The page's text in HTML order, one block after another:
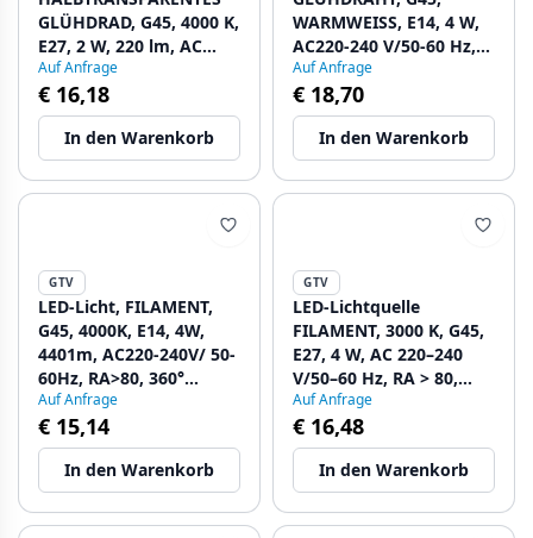
GLÜHDRAD, G45, 4000 K,
E27, 2 W, 220 lm, AC
220–240 V/50–60 Hz, RA
> 80, 360° 1208962773 -
Set mit 5
Auf Anfrage
€ 16,18
In den Warenkorb
WARMWEISS, E14, 4 W,
AC220-240 V/50-60 Hz,
RA>80, LICHTWINKEL
1208962774 - Set mit 4
Auf Anfrage
€ 18,70
In den Warenkorb
GTV
LED-Licht, FILAMENT,
G45, 4000K, E14, 4W,
4401m, AC220-240V/ 50-
60Hz, RA>80, 360°
1208962775 - Set mit 5
Auf Anfrage
€ 15,14
In den Warenkorb
GTV
LED-Lichtquelle
FILAMENT, 3000 K, G45,
E27, 4 W, AC 220–240
V/50–60 Hz, RA > 80,
360°, 400 lm, PF > 0,5, 35
mA 1208962776 - Set
mit 5
Auf Anfrage
€ 16,48
In den Warenkorb